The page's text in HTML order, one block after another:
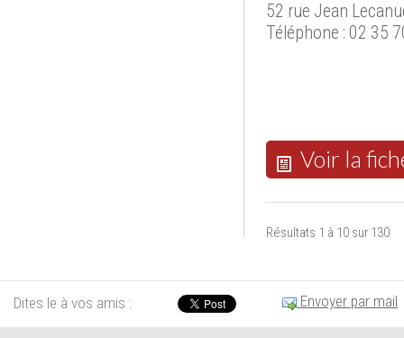
52 rue Jean
Téléphone : 02 35
Voir la
Résultats 1 à 10 sur 130
Dites le à vos amis : Envoyer par mail